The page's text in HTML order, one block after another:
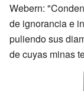
Webern:
de ignorancia e
puliendo sus
de cuyas minas